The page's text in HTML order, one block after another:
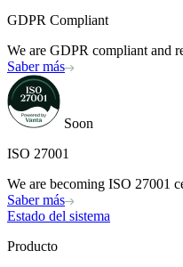
GDPR Compliant
We are GDPR compliant and
Saber más
Soon
ISO 27001
We are becoming ISO 27001
Saber más
Estado del sistema
Producto